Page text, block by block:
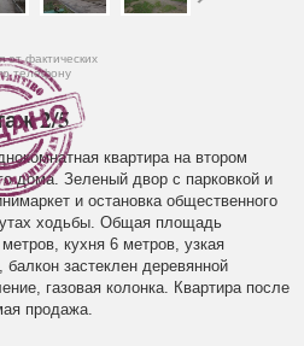
от фактических
телефону
2/5
квартира на втором
дома. Зеленый двор с парковкой и
и остановка общественного
ходьбы. Общая площадь
кухня 6 метров, узкая
застеклен деревянной
газовая колонка. Квартира после
продажа.